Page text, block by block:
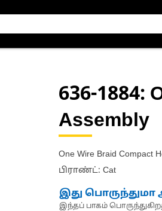
636-1884:
Assembly
One Wire Braid Compact
பிராண்ட்: Cat
இது பொருந்துமா
இந்தப் பாகம்